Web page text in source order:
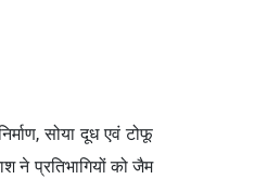
सोया दूध एवं टोफू
ने प्रतिभागियों को जैम